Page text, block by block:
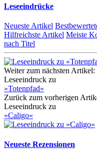
Leseeindrücke
Neueste Artikel
Hilfreichste Artikel Meiste
nach Titel
Weiter zum nächsten Artikel:
Leseeindruck zu
»Totenpfad«
Zurück zum vorherigen
Leseeindruck zu
»Caligo«
Neueste Rezensionen